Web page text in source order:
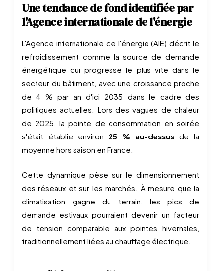
Une tendance de fond identifiée par
l'Agence internationale de l'énergie
L'Agence internationale de l'énergie (AIE) décrit le
refroidissement comme la source de demande
énergétique qui progresse le plus vite dans le
secteur du bâtiment, avec une croissance proche
de 4 % par an d'ici 2035 dans le cadre des
politiques actuelles. Lors des vagues de chaleur
de 2025, la pointe de consommation en soirée
s'était établie environ 25 % au-dessus de la
moyenne hors saison en France.
Cette dynamique pèse sur le dimensionnement
des réseaux et sur les marchés. À mesure que la
climatisation gagne du terrain, les pics de
demande estivaux pourraient devenir un facteur
de tension comparable aux pointes hivernales,
traditionnellement liées au chauffage électrique.